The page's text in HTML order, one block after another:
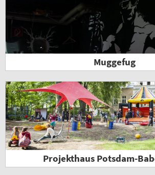
Muggefug
Projekthaus Potsdam-